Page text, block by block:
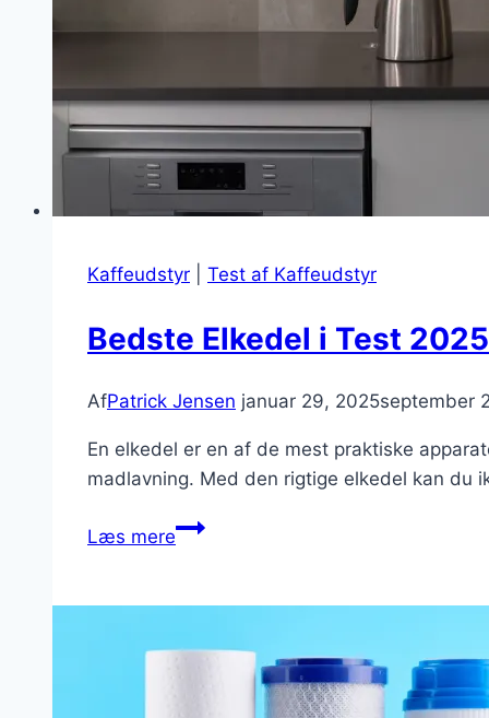
Kaffeudstyr Test af Kaffeudstyr
Bedste Elkedel i Test
AfPatrick Jensen januar 29, 2025september
En elkedel er en af de mest praktiske
madlavning. Med den rigtige elkedel kan du
Læs mereBedste
2025